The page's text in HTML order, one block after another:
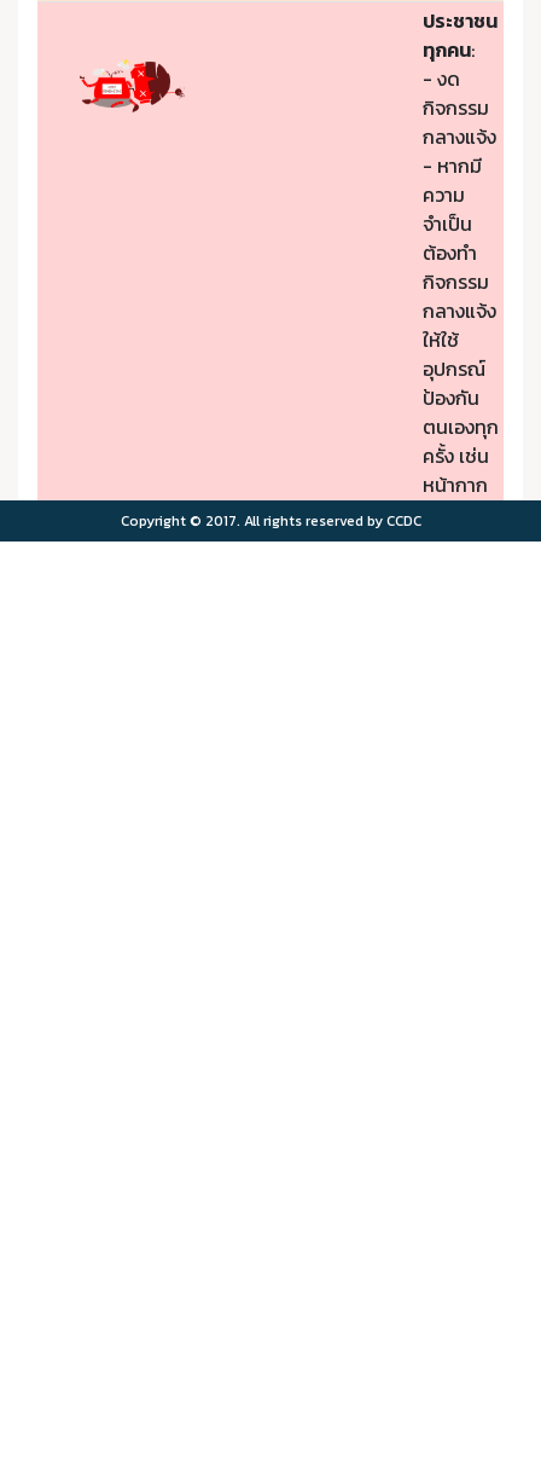
ประชาชน
ทุกคน:
- งด
กิจกรรม
กลางแจ้ง
- หากมี
ความ
จำเป็น
ต้องทำ
กิจกรรม
กลางแจ้ง
ให้ใช้
อุปกรณ์
ป้องกัน
ตนเองทุก
ครั้ง เช่น
หน้ากาก
PM2.5
Copyright © 2017. All rights reserved by CCDC